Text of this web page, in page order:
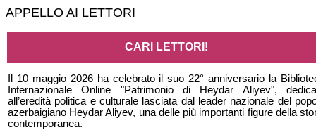
APPELLO AI LETTORI
CARI LETTORI!
Il 10 maggio 2026 ha celebrato il suo 22° anniversario la
Internazionale Online "Patrimonio di Heydar Aliyev",
all’eredità politica e culturale lasciata dal leader nazionale del
azerbaigiano Heydar Aliyev, una delle più importanti figure della
contemporanea.